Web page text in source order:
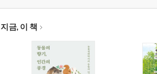
지금, 이 책